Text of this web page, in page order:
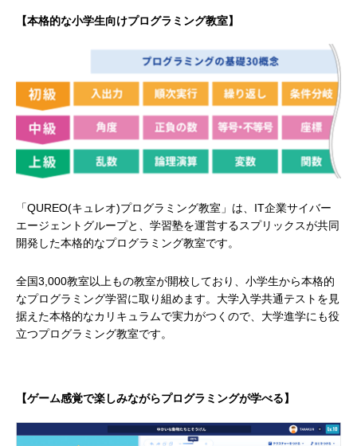
【本格的な小学生向けプログラミング教室】
「QUREO(キュレオ)プログラミング教室」は、IT企業サイバー
エージェントグループと、学習塾を運営するスプリックスが共同
開発した本格的なプログラミング教室です。
全国3,000教室以上もの教室が開校しており、小学生から本格的
なプログラミング学習に取り組めます。大学入学共通テストを見
据えた本格的なカリキュラムで実力がつくので、大学進学にも役
立つプログラミング教室です。
【ゲーム感覚で楽しみながらプログラミングが学べる】